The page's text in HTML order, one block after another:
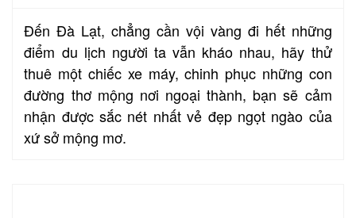
Đến Đà Lạt, chẳng cần vội vàng đi hết những
điểm du lịch người ta vẫn kháo nhau, hãy thử
thuê một chiếc xe máy, chinh phục những con
đường thơ mộng nơi ngoại thành, bạn sẽ cảm
nhận được sắc nét nhất vẻ đẹp ngọt ngào của
xứ sở mộng mơ.